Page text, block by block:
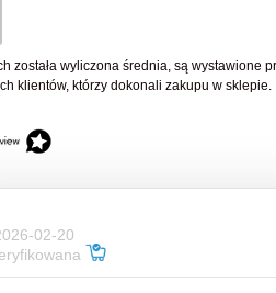
– Kompletny
Dziki Preppers
151,00 zł
została wyliczona średnia, są wystawione
klientów, którzy dokonali zakupu w sklepie.
02-20